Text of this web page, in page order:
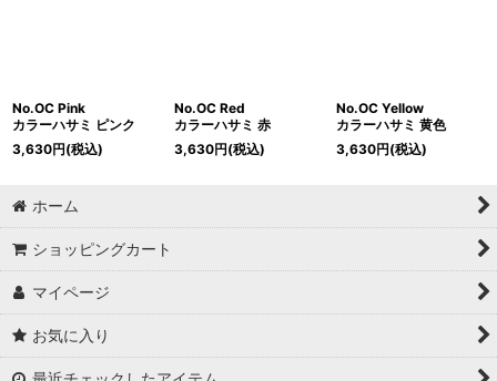
No.OC Pink
カラーハサミ ピンク
3,630円(税込)
No.OC Red
カラーハサミ 赤
3,630円(税込)
No.OC Yellow
カラーハサミ 黄色
3,630円(税込)
ホーム
ショッピングカート
マイページ
お気に入り